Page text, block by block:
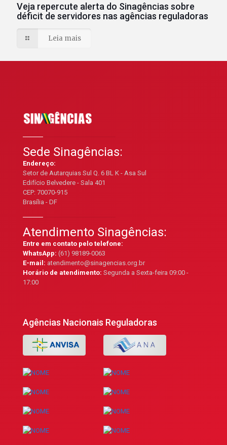
Veja repercute alerta do Sinagências sobre
déficit de servidores nas agências reguladoras
Leia mais
Sede Sinagências:
Endereço:
Setor de Autarquias Sul Q. 6 BL K - Asa Sul
Edifício Belvedere - Sala 401
CEP: 70070-915
Brasília - DF
Atendimento Sinagências:
Entre em contato pelo telefone:
WhatsApp: (61) 98189-0063
E-mail: atendimento@sinagencias.org.br
Horário de atendimento: Segunda a Sexta-feira 09:00 -
17:00
Agências Nacionais Reguladoras